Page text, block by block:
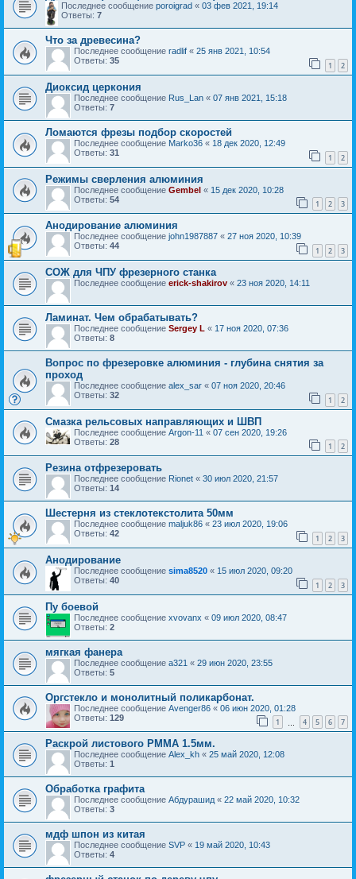
Последнее сообщение poroigrad « 03 фев 2021, 19:14
Ответы: 7
Что за древесина?
Последнее сообщение radlif « 25 янв 2021, 10:54
Ответы: 35 1 2
Диоксид церкония
Последнее сообщение Rus_Lan « 07 янв 2021, 15:18
Ответы: 7
Ломаются фрезы подбор скоростей
Последнее сообщение Marko36 « 18 дек 2020, 12:49
Ответы: 31 1 2
Режимы сверления алюминия
Последнее сообщение Gembel « 15 дек 2020, 10:28
Ответы: 54 1 2 3
Анодирование алюминия
Последнее сообщение john1987887 « 27 ноя 2020, 10:39
Ответы: 44 1 2 3
СОЖ для ЧПУ фрезерного станка
Последнее сообщение erick-shakirov « 23 ноя 2020, 14:11
Ламинат. Чем обрабатывать?
Последнее сообщение Sergey L « 17 ноя 2020, 07:36
Ответы: 8
Вопрос по фрезеровке алюминия - глубина снятия за
проход
Последнее сообщение alex_sar « 07 ноя 2020, 20:46
Ответы: 32 1 2
Смазка рельсовых направляющих и ШВП
Последнее сообщение Argon-11 « 07 сен 2020, 19:26
Ответы: 28 1 2
Резина отфрезеровать
Последнее сообщение Rionet « 30 июл 2020, 21:57
Ответы: 14
Шестерня из стеклотекстолита 50мм
Последнее сообщение maljuk86 « 23 июл 2020, 19:06
Ответы: 42 1 2 3
Анодирование
Последнее сообщение sima8520 « 15 июл 2020, 09:20
Ответы: 40 1 2 3
Пу боевой
Последнее сообщение xvovanx « 09 июл 2020, 08:47
Ответы: 2
мягкая фанера
Последнее сообщение a321 « 29 июн 2020, 23:55
Ответы: 5
Оргстекло и монолитный поликарбонат.
Последнее сообщение Avenger86 « 06 июн 2020, 01:28
Ответы: 129 1 4 5 6 7
Раскрой листового РММА 1.5мм.
Последнее сообщение Alex_kh « 25 май 2020, 12:08
Ответы: 1
Обработка графита
Последнее сообщение Абдурашид « 22 май 2020, 10:32
Ответы: 3
мдф шпон из китая
Последнее сообщение SVP « 19 май 2020, 10:43
Ответы: 4